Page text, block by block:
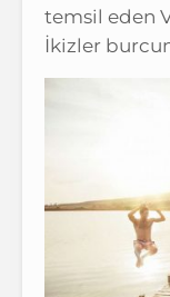
temsil eden
İkizler